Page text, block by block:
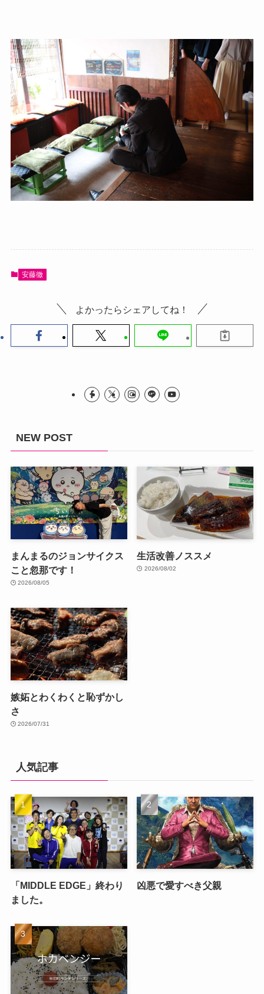
安藤徹
よかったらシェアしてね！
NEW POST
まんまるのジョンサイクス
こと忽那です！
2026/08/05
生活改善ノススメ
2026/08/02
嫉妬とわくわくと恥ずかし
さ
2026/07/31
人気記事
「MIDDLE EDGE」終わり
ました。
凶悪で愛すべき父親